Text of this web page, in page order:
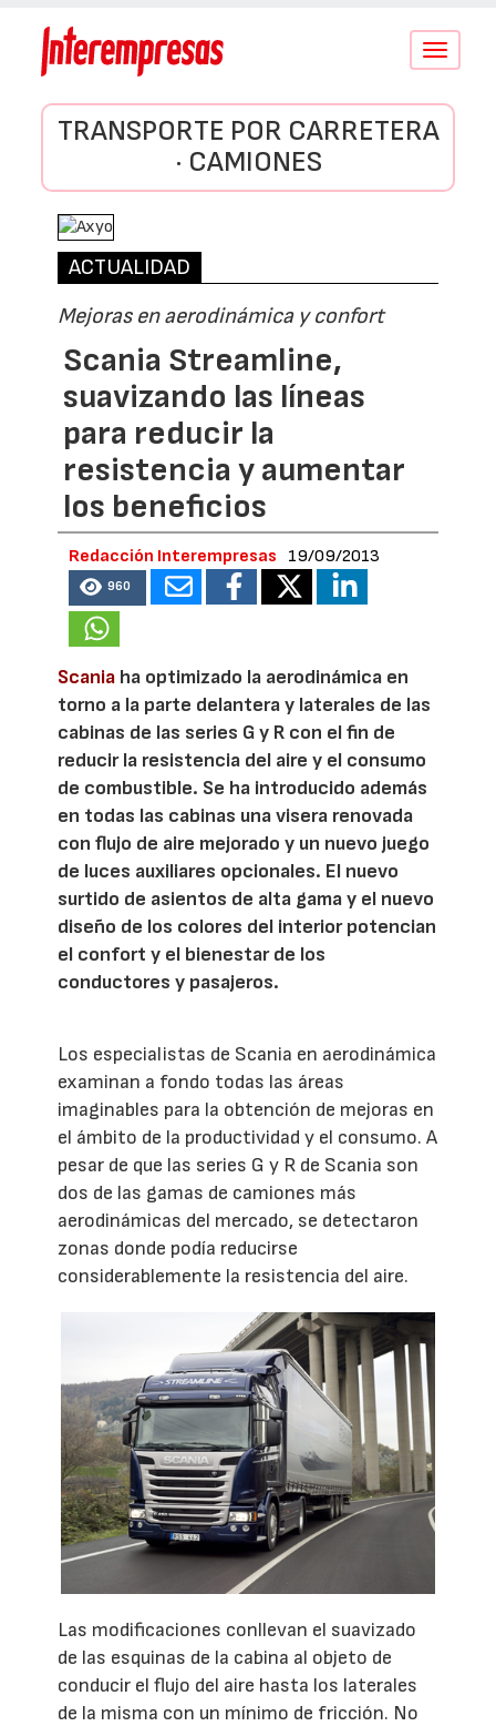
Conmutar
TRANSPORTE POR CARRETERA
· CAMIONES
ACTUALIDAD
Mejoras en aerodinámica y confort
Scania Streamline,
suavizando las líneas
para reducir la
resistencia y aumentar
los beneficios
Redacción Interempresas 19/09/2013
960
Scania ha optimizado la aerodinámica en
torno a la parte delantera y laterales de las
cabinas de las series G y R con el fin de
reducir la resistencia del aire y el consumo
de combustible. Se ha introducido además
en todas las cabinas una visera renovada
con flujo de aire mejorado y un nuevo juego
de luces auxiliares opcionales. El nuevo
surtido de asientos de alta gama y el nuevo
diseño de los colores del interior potencian
el confort y el bienestar de los
conductores y pasajeros.
Los especialistas de Scania en aerodinámica
examinan a fondo todas las áreas
imaginables para la obtención de mejoras en
el ámbito de la productividad y el consumo. A
pesar de que las series G y R de Scania son
dos de las gamas de camiones más
aerodinámicas del mercado, se detectaron
zonas donde podía reducirse
considerablemente la resistencia del aire.
Las modificaciones conllevan el suavizado
de las esquinas de la cabina al objeto de
conducir el flujo del aire hasta los laterales
de la misma con un mínimo de fricción. No